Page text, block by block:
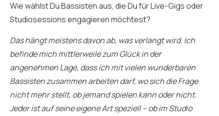
Wie wählst Du Bassisten aus, die Du für Live-Gigs oder
Studiosessions engagieren möchtest?
Das hängt meistens davon ab, was verlangt wird. Ich
befinde mich mittlerweile zum Glück in der
angenehmen Lage, dass ich mit vielen wunderbaren
Bassisten zusammen arbeiten darf, wo sich die Frage
nicht mehr stellt, ob jemand spielen kann oder nicht.
Jeder ist auf seine eigene Art speziell – ob im Studio